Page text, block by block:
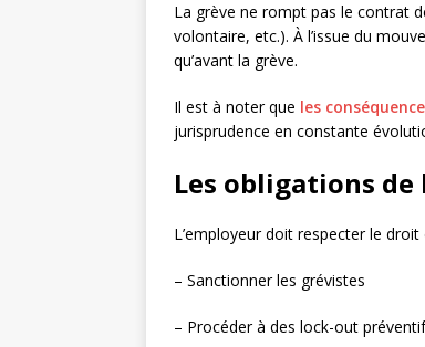
La grève ne rompt pas le contrat
volontaire, etc.). À l’issue du
qu’avant la grève.
Il est à noter que les
jurisprudence en constante
Les obligations de
L’employeur doit respecter le
– Sanctionner les grévistes
– Procéder à des lock-out